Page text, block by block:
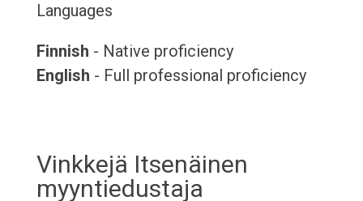
Languages
Finnish - Native proficiency
English - Full professional proficiency
Vinkkejä Itsenäinen
myyntiedustaja